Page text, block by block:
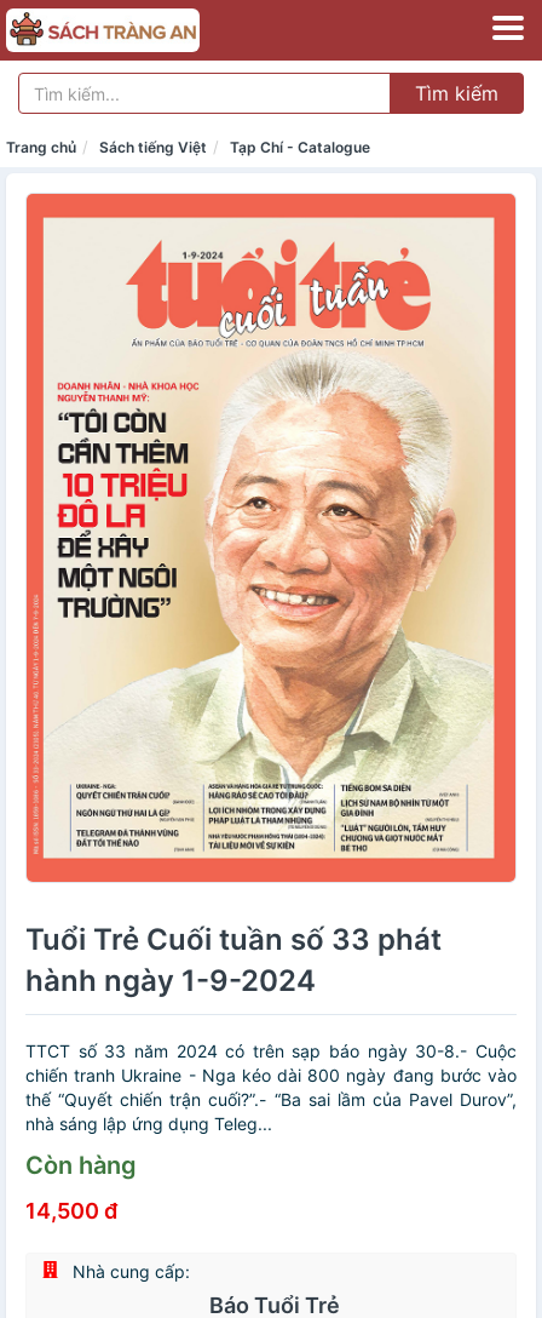
Tìm kiếm
Trang chủ Sách tiếng Việt Tạp Chí - Catalogue
Tuổi Trẻ Cuối tuần số 33 phát
hành ngày 1-9-2024
TTCT số 33 năm 2024 có trên sạp báo ngày 30-8.- Cuộc
chiến tranh Ukraine - Nga kéo dài 800 ngày đang bước vào
thế “Quyết chiến trận cuối?”.- “Ba sai lầm của Pavel Durov”,
nhà sáng lập ứng dụng Teleg...
Còn hàng
14,500 đ
Nhà cung cấp:
Báo Tuổi Trẻ